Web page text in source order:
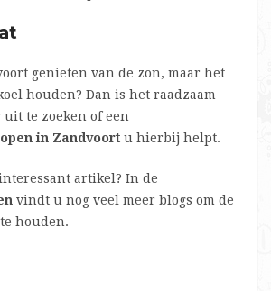
genieten van de zon, maar het
houden? Dan is het raadzaam
uit te zoeken of een
in Zandvoort u hierbij helpt.
artikel? In de
vindt u nog veel meer blogs om de
houden.